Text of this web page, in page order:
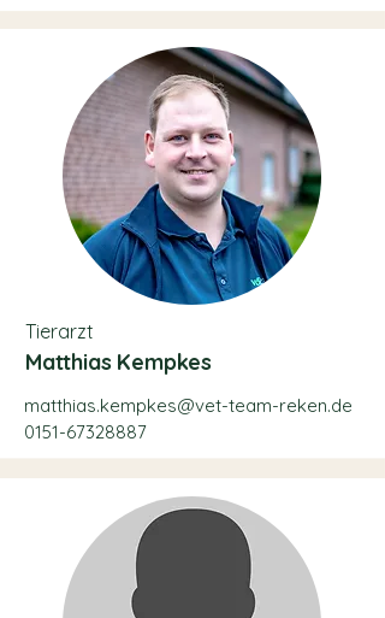
Tierarzt
Matthias Kempkes
matthias.kempkes@vet-team-reken.de
0151-67328887